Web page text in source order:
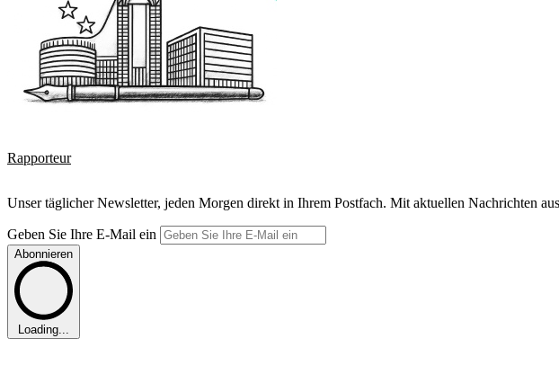
Rapporteur
Unser täglicher Newsletter, jeden Morgen direkt in Ihrem Postfach. Mit aktuellen Nachrichten
Geben Sie Ihre E-Mail ein
Abonnieren
Loading...